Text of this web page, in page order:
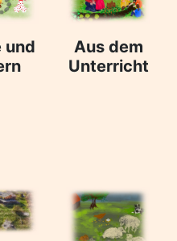
und
Aus dem
Unterricht